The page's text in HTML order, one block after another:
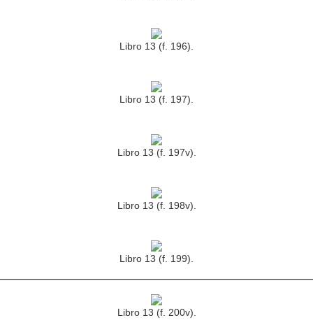
Libro 13 (f. 196).
Libro 13 (f. 197).
Libro 13 (f. 197v).
Libro 13 (f. 198v).
Libro 13 (f. 199).
Libro 13 (f. 200v).